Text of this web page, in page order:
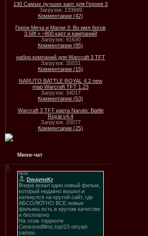
130 Самых лучших карт для Героев 3
Загрузок: 133689
Комментарии (42)
Герои Меча и Магии 3: Во имя богов
3.58f + ~800 карт и кампаний!
Загрузок: 91630
Комментарии (85)
набор компаний для Warcraft 3 TFT
Загрузок: 35031
Комментарии (15)
NARUTO BATTLE ROYAL 4.2 new
map Warcraft TFT 1.23
Загрузок: 34017
Комментарии (53)
Warcraft 3 TFT карта Naruto: Battle
Royal v4.4
Загрузок: 20077
Комментарии (25)
Мини-чат